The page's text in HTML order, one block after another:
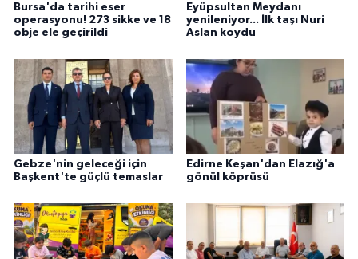
Bursa'da tarihi eser
operasyonu! 273 sikke ve 18
obje ele geçirildi
Eyüpsultan Meydanı
yenileniyor... İlk taşı Nuri
Aslan koydu
Gebze'nin geleceği için
Başkent'te güçlü temaslar
Edirne Keşan'dan Elazığ'a
gönül köprüsü